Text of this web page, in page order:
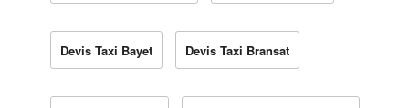
Devis Taxi Bayet Devis Taxi Bransat